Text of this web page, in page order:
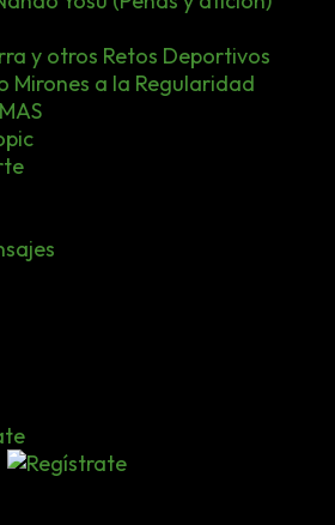
y otros Retos Deportivos
Mirones a la Regularidad